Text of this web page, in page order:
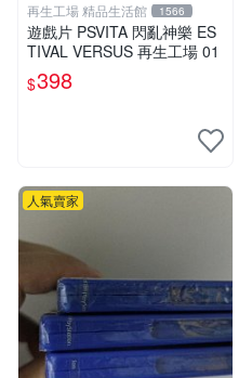
再生工場 精品生活館 1566
遊戲片 PSVITA 閃亂神樂 ES
TIVAL VERSUS 再生工場 01
$398
人氣賣家